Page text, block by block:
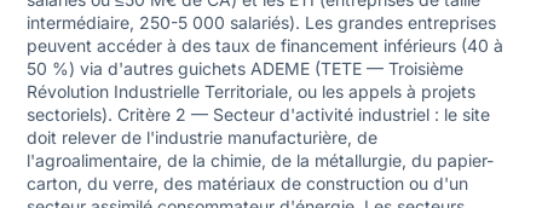
intermédiaire, 250-5 000 salariés). Les grandes entreprises
peuvent accéder à des taux de financement inférieurs (40 à
50 %) via d'autres guichets ADEME (TETE — Troisième
Révolution Industrielle Territoriale, ou les appels à projets
sectoriels). Critère 2 — Secteur d'activité industriel : le site
doit relever de l'industrie manufacturière, de
l'agroalimentaire, de la chimie, de la métallurgie, du papier-
carton, du verre, des matériaux de construction ou d'un